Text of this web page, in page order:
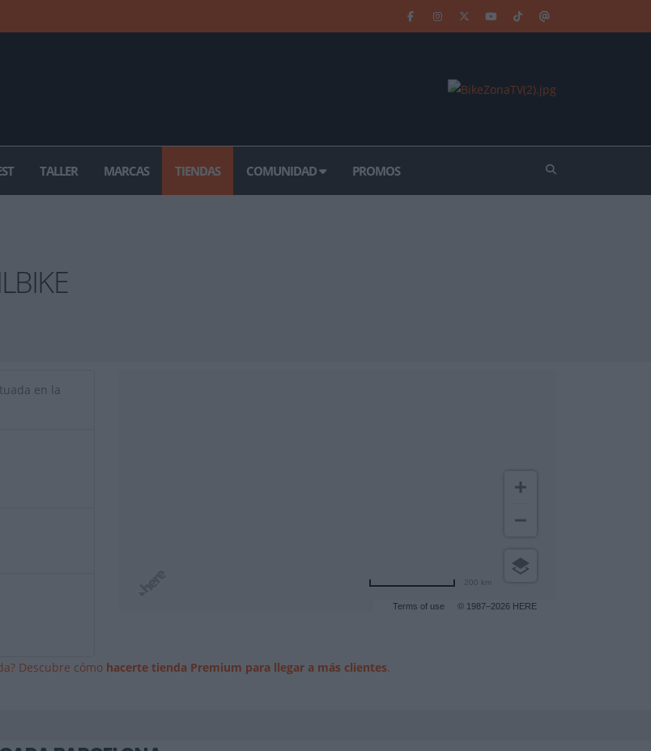
TALLER MARCAS TIENDAS COMUNIDAD PROMOS
en la
Terms of use © 1987–2026 HERE
200 km
Descubre cómo hacerte tienda Premium para llegar a más clientes.